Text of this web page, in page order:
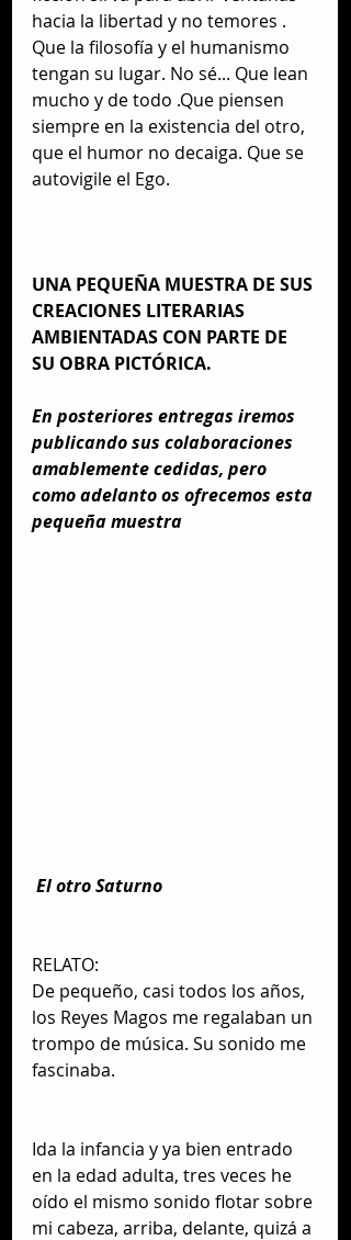
hacia la libertad y no temores .
Que la filosofía y el humanismo
tengan su lugar. No sé... Que lean
mucho y de todo .Que piensen
siempre en la existencia del otro,
que el humor no decaiga. Que se
autovigile el Ego.
UNA PEQUEÑA MUESTRA DE SUS
CREACIONES LITERARIAS
AMBIENTADAS CON PARTE DE
SU OBRA PICTÓRICA.
En posteriores entregas iremos
publicando sus colaboraciones
amablemente cedidas, pero
como adelanto os ofrecemos esta
pequeña muestra
El otro Saturno
RELATO:
De pequeño, casi todos los años,
los Reyes Magos me regalaban un
trompo de música. Su sonido me
fascinaba.
Ida la infancia y ya bien entrado
en la edad adulta, tres veces he
oído el mismo sonido flotar sobre
mi cabeza, arriba, delante, quizá a